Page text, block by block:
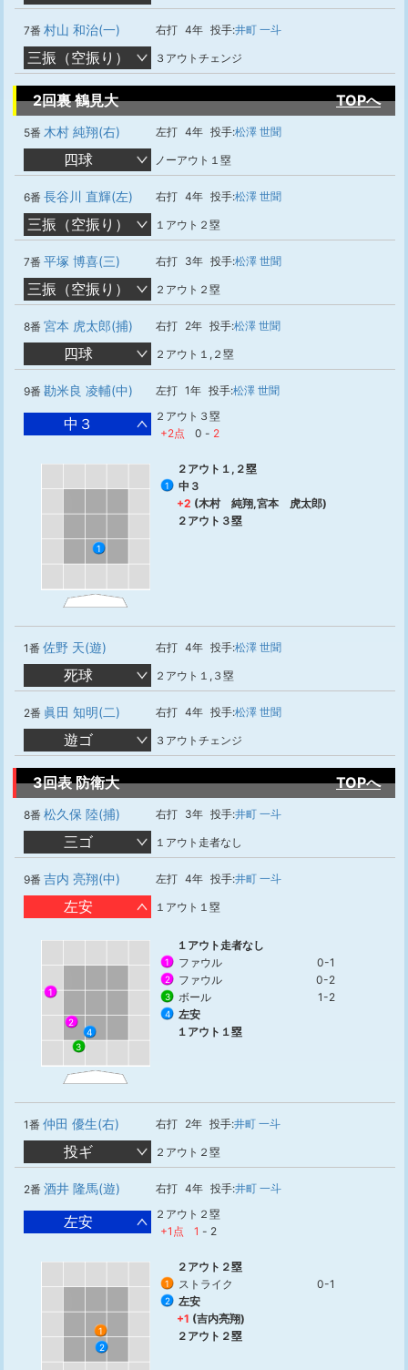
7番 村山 和治(一) 右打 4年 投手:井町 一斗
三振（空振り） ３アウトチェンジ
2回裏 鶴見大 TOPへ
5番 木村 純翔(右) 左打 4年 投手:松澤 世聞
四球 ノーアウト１塁
6番 長谷川 直輝(左) 右打 4年 投手:松澤 世聞
三振（空振り） １アウト２塁
7番 平塚 博喜(三) 右打 3年 投手:松澤 世聞
三振（空振り） ２アウト２塁
8番 宮本 虎太郎(捕) 右打 2年 投手:松澤 世聞
四球 ２アウト１,２塁
9番 勘米良 凌輔(中) 左打 1年 投手:松澤 世聞
中３
２アウト３塁
+2点
0 - 2
1
２アウト１,２塁
1
中３
+2 (木村 純翔,宮本 虎太郎)
２アウト３塁
1番 佐野 天(遊) 右打 4年 投手:松澤 世聞
死球 ２アウト１,３塁
2番 眞田 知明(二) 右打 4年 投手:松澤 世聞
遊ゴ ３アウトチェンジ
3回表 防衛大 TOPへ
8番 松久保 陸(捕) 右打 3年 投手:井町 一斗
三ゴ １アウト走者なし
9番 吉内 亮翔(中) 左打 4年 投手:井町 一斗
左安 １アウト１塁
1
2
3
4
１アウト走者なし
1 ファウル 0-1
2 ファウル 0-2
3 ボール 1-2
4
左安
１アウト１塁
1番 仲田 優生(右) 右打 2年 投手:井町 一斗
投ギ ２アウト２塁
2番 酒井 隆馬(遊) 右打 4年 投手:井町 一斗
左安
２アウト２塁
+1点
1 - 2
1
2
２アウト２塁
1 ストライク 0-1
2
左安
+1 (吉内亮翔)
２アウト２塁